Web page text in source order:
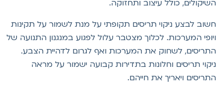
כולל עיצוב ותחזוקה.
לבצע ניקוי תריסים תקופתי על מנת לשמור על תקינות
המערכות. לכלוך מצטבר עלול לפגוע במנגנון התנועה של
לשחוק את המערכות ואף לגרום לדהיית הצבע.
תריסים וחלונות בתדירות קבועה ישמור על מראה
ויאריך את חייהם.